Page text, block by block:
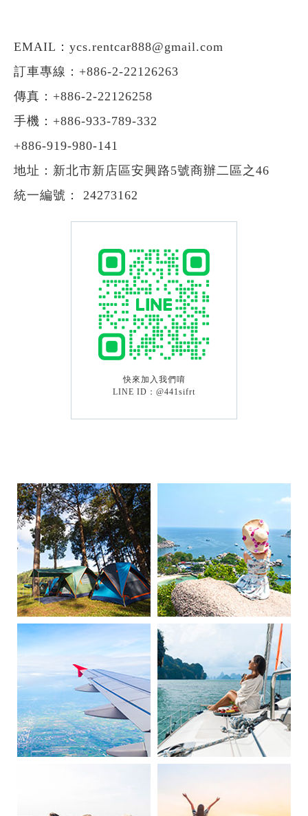
EMAIL： ycs.rentcar888@gmail.com
訂車專線： +886-2-22126263
傳真：+886-2-22126258
手機： +886-933-789-332
+886-919-980-141
地址：新北市新店區安興路5號商辦二區之46
統一編號： 24273162
快來加入我們唷
LINE ID： @441sifrt